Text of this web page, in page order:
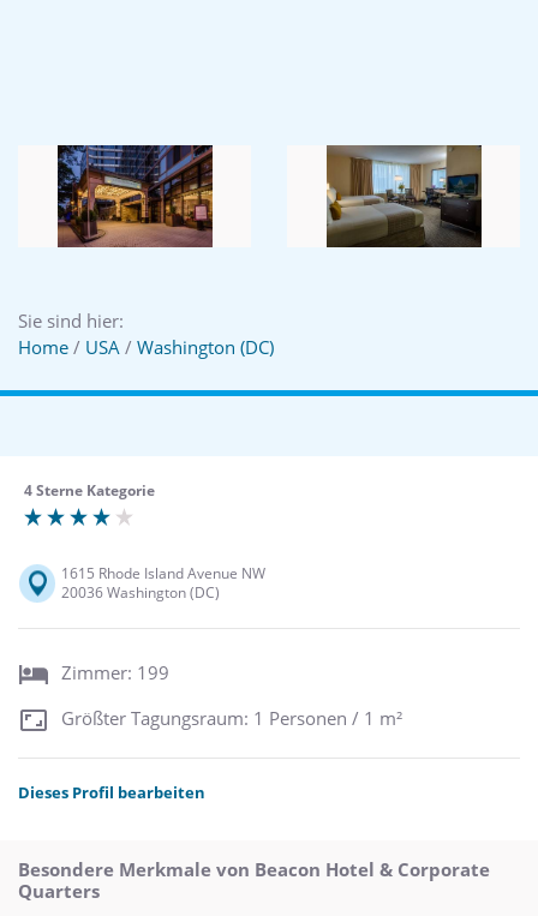
Sie sind hier:
Home / USA / Washington (DC)
4 Sterne Kategorie
1615 Rhode Island Avenue NW
20036 Washington (DC)
Zimmer: 199
Größter Tagungsraum: 1 Personen / 1 m²
Dieses Profil bearbeiten
Besondere Merkmale von Beacon Hotel & Corporate
Quarters